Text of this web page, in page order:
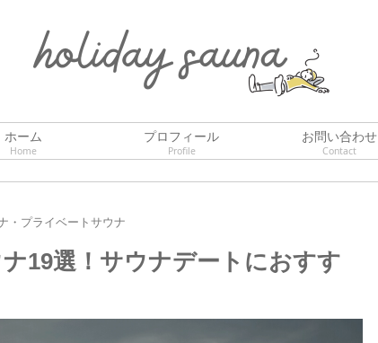
ホーム
Home
プロフィール
Profile
お問い合わせ
Contact
・プライベートサウナ
19選！サウナデートにおすす